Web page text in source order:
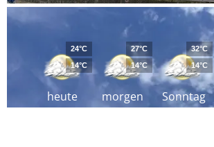
heute
24°C
14°C
morgen
27°C
14°C
Sonntag
32°C
14°C